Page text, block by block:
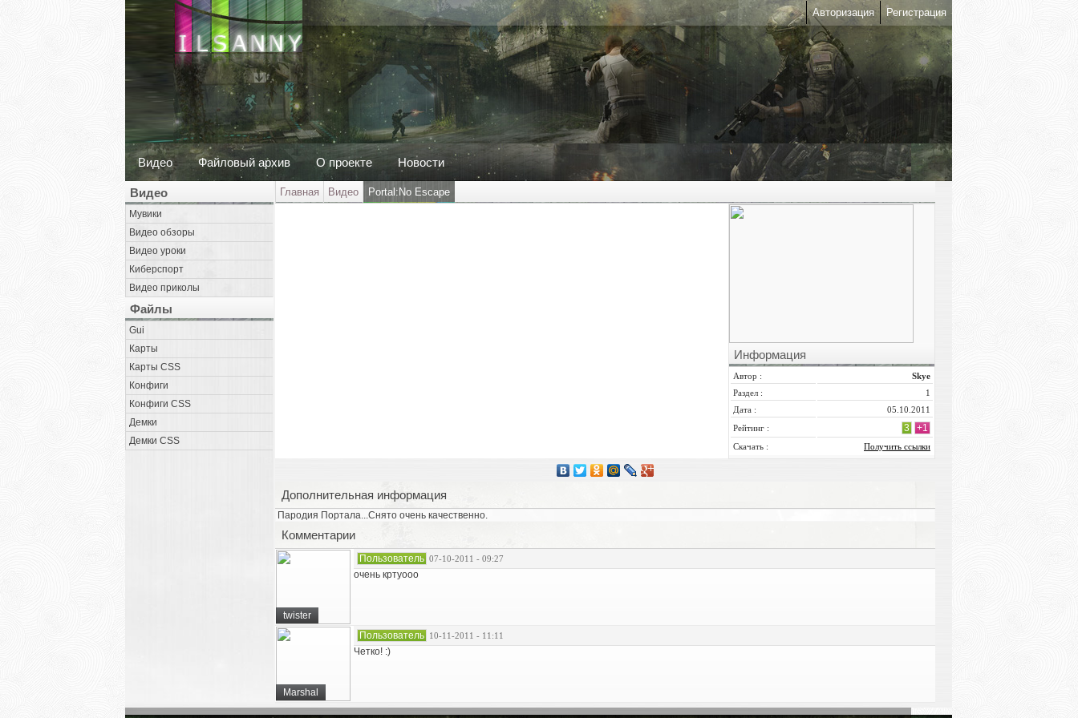
Авторизация Регистрация
Видео Файловый архив О проекте Новости
Видео
Мувики
Видео обзоры
Видео уроки
Киберспорт
Видео приколы
Файлы
Gui
Карты
Карты CSS
Конфиги
Конфиги CSS
Демки
Демки CSS
Главная Видео Portal:No Escape
Информация
Автор :
Skye
Раздел :
1
Дата :
05.10.2011
Рейтинг :
3 +1
Скачать : Получить ссылки
Дополнительная информация
Пародия Портала...Снято очень качественно.
Комментарии
twister
Пользователь 07-10-2011 - 09:27
очень кртуооо
Marshal
Пользователь 10-11-2011 - 11:11
Четко! :)